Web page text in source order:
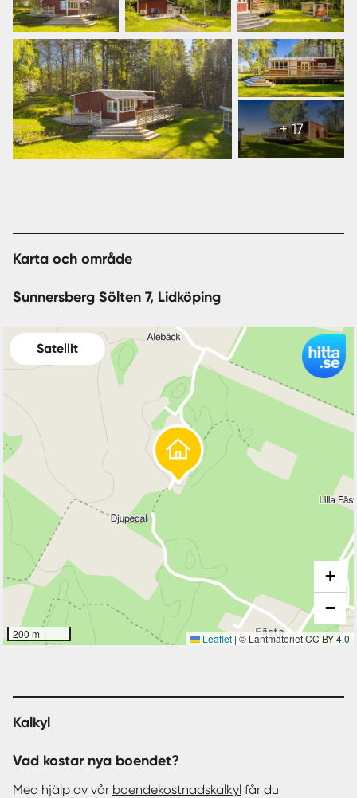
+ 17
Visa
alla
23
bilder
Karta och område
Sunnersberg Sölten 7, Lidköping
Satellit
200 m
+
−
Leaflet | © Lantmäteriet CC BY 4.0
Kalkyl
Vad kostar nya boendet?
Med hjälp av vår boendekostnadskalkyl får du